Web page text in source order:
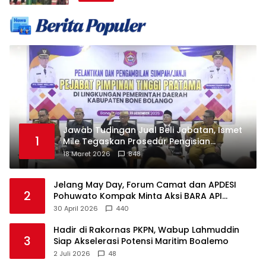
1
Jawab Tudingan Jual Beli Jabatan, Ismet
Mile Tegaskan Prosedur Pengisian
Jabatan
18 Maret 2026 848
2
Jelang May Day, Forum Camat dan APDESI
Pohuwato Kompak Minta Aksi BARA API
Ditunda
30 April 2026 440
3
Hadir di Rakornas PKPN, Wabup Lahmuddin
Siap Akselerasi Potensi Maritim Boalemo
2 Juli 2026 48